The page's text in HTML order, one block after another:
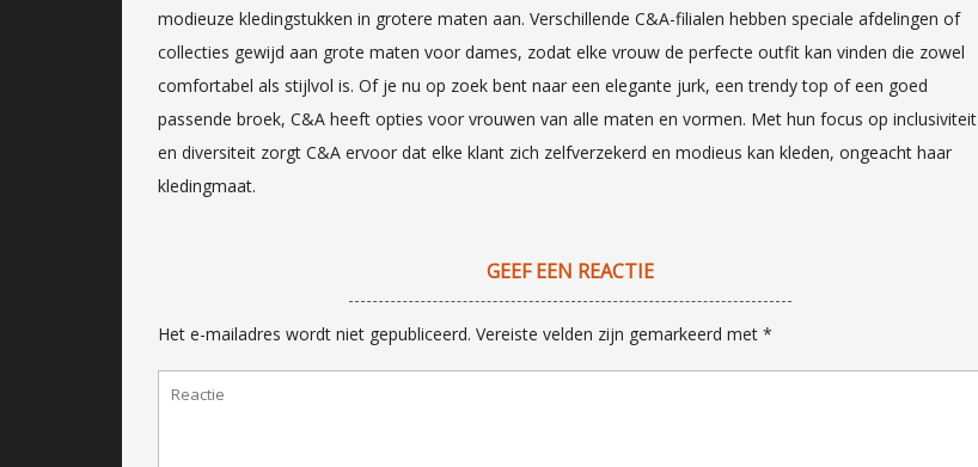
modieuze kledingstukken in grotere maten aan. Verschillende C&A-filialen hebben speciale afdelingen of
collecties gewijd aan grote maten voor dames, zodat elke vrouw de perfecte outfit kan vinden die zowel
comfortabel als stijlvol is. Of je nu op zoek bent naar een elegante jurk, een trendy top of een goed
passende broek, C&A heeft opties voor vrouwen van alle maten en vormen. Met hun focus op inclusiviteit
en diversiteit zorgt C&A ervoor dat elke klant zich zelfverzekerd en modieus kan kleden, ongeacht haar
kledingmaat.
GEEF EEN REACTIE
Het e-mailadres wordt niet gepubliceerd. Vereiste velden zijn gemarkeerd met *